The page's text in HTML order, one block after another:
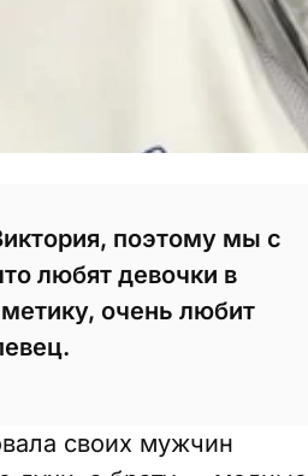
поэтому мы с
любят девочки в
очень любит
своих мужчин